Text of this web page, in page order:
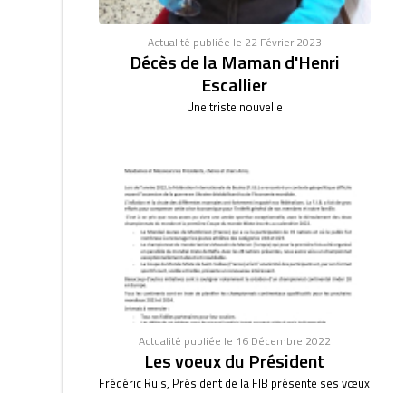
Actualité publiée le 22 Février 2023
Décès de la Maman d'Henri
Escallier
Une triste nouvelle
Actualité publiée le 16 Décembre 2022
Les voeux du Président
Frédéric Ruis, Président de la FIB présente ses vœux